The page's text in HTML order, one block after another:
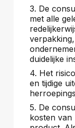
3. De
met alle
duidelijke
4. Het
en tijdige
5. De
kosten van